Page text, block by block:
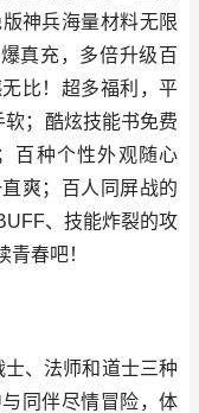
神兵海量材料无限
真充，多倍升级百
比！超多福利，平
；酷炫技能书免费
百种个性外观随心
爽；百人同屏战的
、技能炸裂的攻
春吧！
士、法师和道士三种
同伴尽情冒险，体